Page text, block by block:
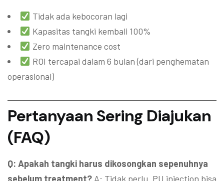
Tidak ada kebocoran lagi
Kapasitas tangki kembali 100%
Zero maintenance cost
ROI tercapai dalam 6 bulan (dari penghematan
operasional)
Pertanyaan Sering Diajukan
(FAQ)
Q: Apakah tangki harus dikosongkan sepenuhnya
sebelum treatment? A: Tidak perlu. PU injection bisa